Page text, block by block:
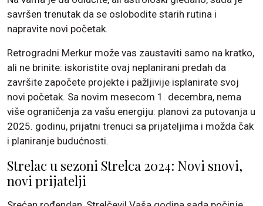
savršen trenutak da se oslobodite starih rutina i
napravite novi početak.
Retrogradni Merkur može vas zaustaviti samo na kratko,
ali ne brinite: iskoristite ovaj neplanirani predah da
završite započete projekte i pažljivije isplanirate svoj
novi početak. Sa novim mesecom 1. decembra, nema
više ograničenja za vašu energiju: planovi za putovanja u
2025. godinu, prijatni trenuci sa prijateljima i možda čak
i planiranje budućnosti.
Strelac u sezoni Strelca 2024: Novi snovi,
novi prijatelji